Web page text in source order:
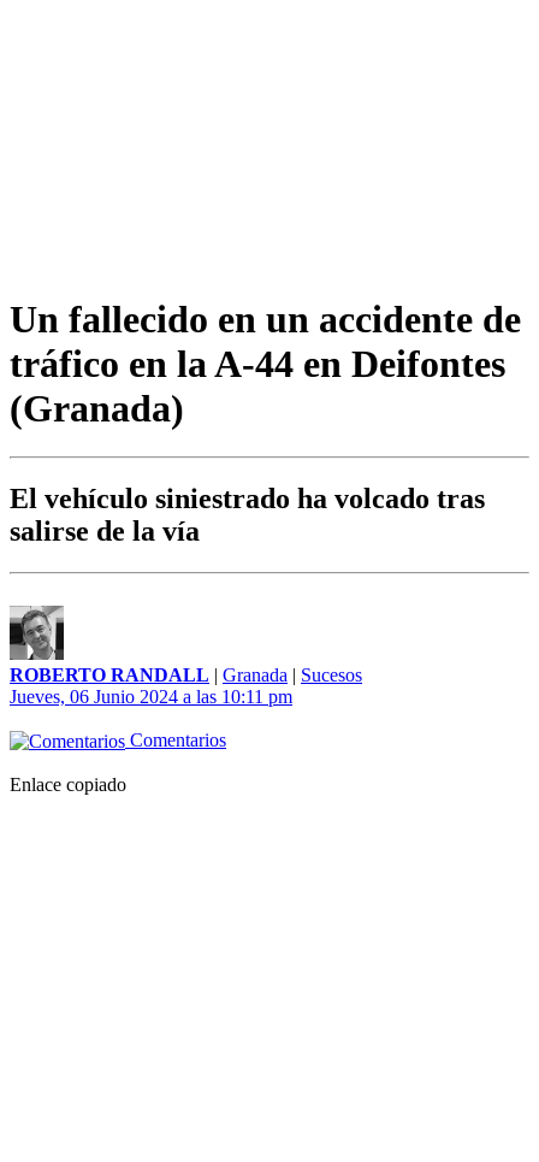
Un fallecido en un accidente de
tráfico en la A-44 en Deifontes
(Granada)
El vehículo siniestrado ha volcado tras
salirse de la vía
ROBERTO RANDALL | Granada | Sucesos
Jueves, 06 Junio 2024 a las 10:11 pm
Comentarios
Enlace copiado